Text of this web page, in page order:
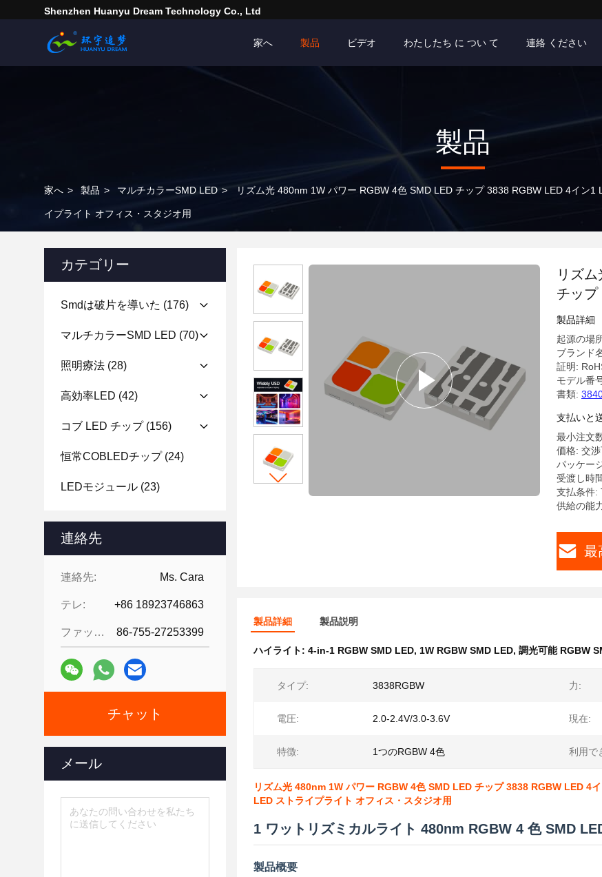
Shenzhen Huanyu Dream Technology Co., Ltd
家へ 製品 ビデオ わたしたち に つい て 連絡 ください
製品
家へ > 製品 > マルチカラーSMD LED > リズム光 480nm 1W パワー RGBW 4色 SMD LED チップ 3838 RGBW LED 4イン
イプライト オフィス・スタジオ用
カテゴリー
Smdは破片を導いた (176)
マルチカラーSMD LED (70)
照明療法 (28)
高効率LED (42)
コブ LED チップ(156)
恒常COBLEDチップ(24)
LEDモジュール (23)
連絡先
連絡先: Ms. Cara
テレ: +86 18923746863
ファックス: 86-755-27253399
チャット
メール
リズ
チップ
カラー
イプラ
製品詳細
起源の場
ブランド
証明:
モデル番
書類:
支払いと
最小注文
価格: 交
パッケー
受渡し時
支払条件:
供給の能
最
製品詳細 製品説明
ハイライト: 4-in-1 RGBW SMD LED, 1W RGBW SMD LED, 調光可能 RGBW
タイプ: 3838RGBW 力:
電圧: 2.0-2.4V/3.0-3.6V 現在:
特徴: 1つのRGBW 4色 利用で
リズム光 480nm 1W パワー RGBW 4色 SMD LED チップ 3838 RGBW LED 4
LED ストライプライト オフィス・スタジオ用
1 ワットリズミカルライト 480nm RGBW 4 色 SMD
製品概要